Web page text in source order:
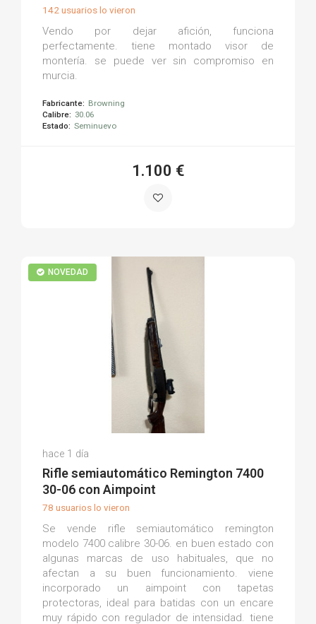
142 usuarios lo vieron
Vendo por dejar afición, funciona
perfectamente. tiene montado visor de
montería. se puede ver sin compromiso en
murcia.
Fabricante: Browning
Calibre: 30.06
Estado: Seminuevo
1.100 €
NOVEDAD
Sergio C.
hace 1 día
Rifle semiautomático Remington 7400
30-06 con Aimpoint
78 usuarios lo vieron
Se vende rifle semiautomático remington
modelo 7400 calibre 30-06. en buen estado con
algunas marcas de uso habituales, que no
afectan a su buen funcionamiento. viene
incorporado un aimpoint con tapetas
protectoras, ideal para batidas con un encare
muy rápido con regulador de intensidad. tiene